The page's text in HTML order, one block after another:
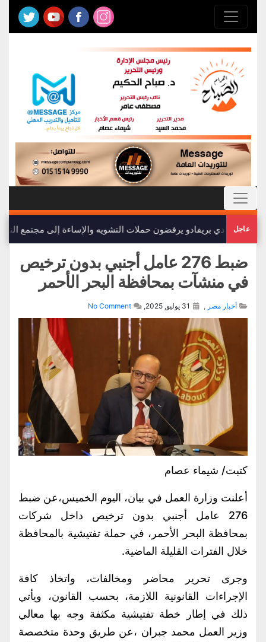
عاجل
أعضاء نادي بريفادو يرفضون حملات التشويه والإساءة إلى مجتمع
ضبط 276 عامل أجنبي بدون ترخيص
في منشآت بمحافظة البحر الأحمر
أخبار مصر ,
No Comment
كتبت/ شيماء عصام
أعلنت وزارة العمل في بيان، اليوم الخميس،عن ضبط
276 عامل أجنبي بدون ترخيص داخل شركات
بمحافظة البحر الأحمر، في حملة تفتيشية بالمحافظة
خلال الفترات القليلة الماضية.
وجرى تحرير محاضر ومخالفات، واتخاذ كافة
الإجراءات القانونية اللازمة، بحسب القانون، ويأتي
ذلك في إطار خطة تفتيشية مكثفة وجه بها معالي
وزير العمل محمد جبران ،عن طريق وحدة متخصصة